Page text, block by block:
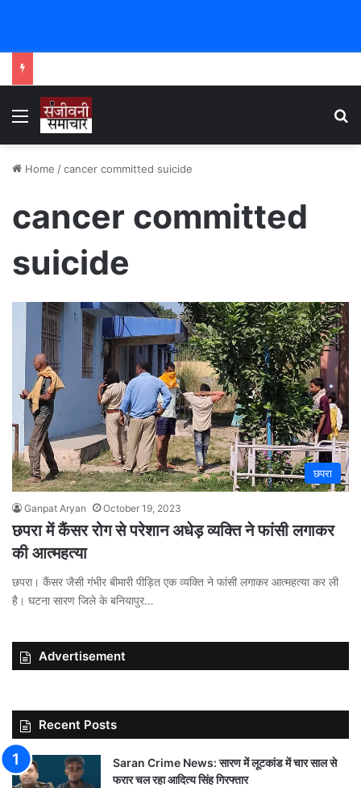
Menu
Home /cancer committed suicide
cancer committed
suicide
छपरा
Ganpat Aryan October 19, 2023
छपरा में कैंसर रोग से परेशान अधेड़ व्यक्ति ने फांसी लगाकर
की आत्महत्या
छपरा। कैंसर जैसी गंभीर बीमारी पीड़ित एक व्यक्ति ने फांसी लगाकर आत्महत्या कर ली
है। घटना सारण जिले के बनियापुर…
Advertisement
Recent Posts
Saran Crime News: सारण में लूटकांड में चार साल से
फरार चल रहा आदित्य सिंह गिरफ्तार